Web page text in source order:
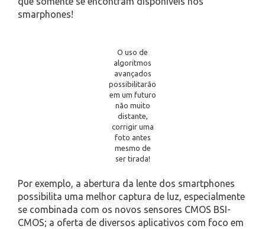
smarphones!
O uso de
algoritmos
avançados
possibilitarão
em um futuro
não muito
distante,
corrigir uma
foto antes
mesmo de
ser tirada!
Por exemplo, a abertura da lente dos smartphones
possibilita uma melhor captura de luz, especialmente
se combinada com os novos sensores CMOS BSI-
CMOS; a oferta de diversos aplicativos com foco em